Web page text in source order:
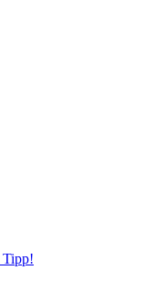
Tipp!